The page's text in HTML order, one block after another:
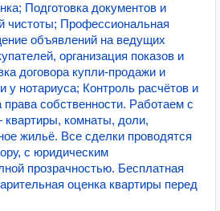
Подготовка документов и
чистоты; Профессиональная
объявлений на ведущих
организация показов и
договора купли-продажи и
у нотариуса; Контроль расчётов и
права собственности. Работаем с
комнаты, доли,
жильё. Все сделки проводятся
с юридическим
прозрачностью. Бесплатная
оценка квартиры перед